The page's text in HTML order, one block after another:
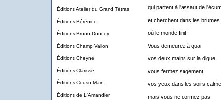
Éditions Atelier du Grand Tétras
Éditions Bérénice
Éditions Bruno Doucey
Éditions Champ Vallon
Éditions Cheyne
Éditions Clarisse
Éditions Cousu Main
Éditions de L'Amandier
qui partent à l'assaut de
et cherchent dans les brumes
où le monde finit
Vous demeurez à quai
vos deux mains sur la digue
vous fermez sagement
vos yeux dans les soirs
mais vous ne dormez pas